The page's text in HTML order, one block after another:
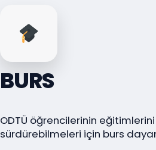
BURS
ODTÜ öğrencilerinin
sürdürebilmeleri için burs